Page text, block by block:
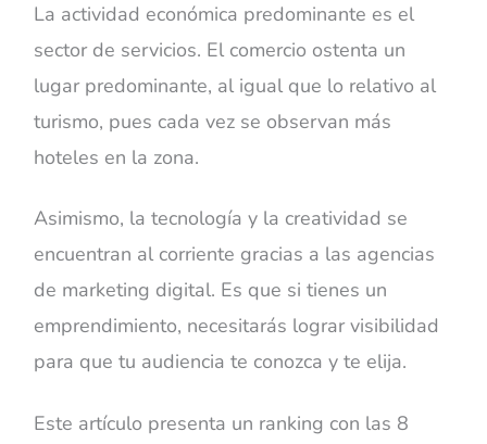
La actividad económica predominante es el
sector de servicios. El comercio ostenta un
lugar predominante, al igual que lo relativo al
turismo, pues cada vez se observan más
hoteles en la zona.
Asimismo, la tecnología y la creatividad se
encuentran al corriente gracias a las agencias
de marketing digital. Es que si tienes un
emprendimiento, necesitarás lograr visibilidad
para que tu audiencia te conozca y te elija.
Este artículo presenta un ranking con las 8